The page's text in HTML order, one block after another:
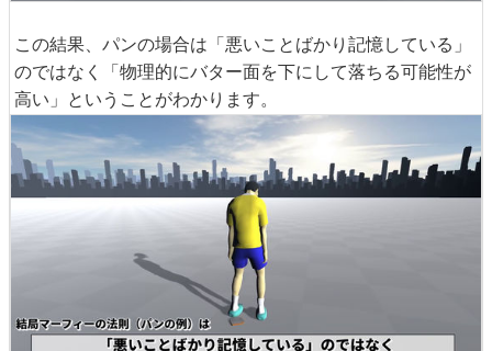
この結果、パンの場合は「悪いことばかり記憶している」
のではなく「物理的にバター面を下にして落ちる可能性が
高い」ということがわかります。